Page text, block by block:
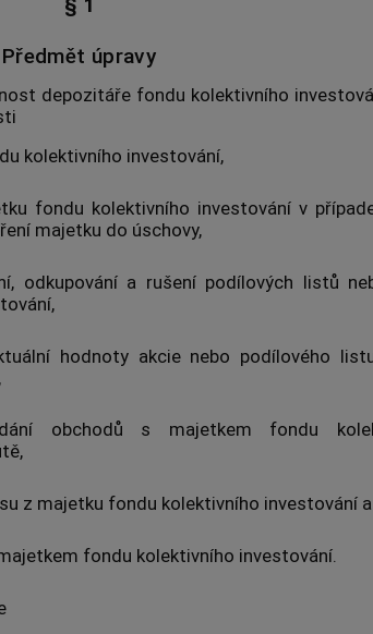
§ 1
Předmět úpravy
depozitáře fondu kolektivního
kolektivního investování,
fondu kolektivního investovánív
majetku do úschovy,
odkupování a rušení podílových listů
,
hodnoty akcienebo podílového
,
obchodů s majetkem fondu
z majetku fondu kolektivního investování a
fondu kolektivního investování.